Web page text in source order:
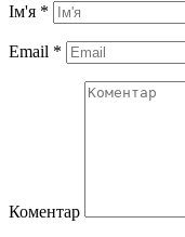
Ім'я *
Email *
Коментар